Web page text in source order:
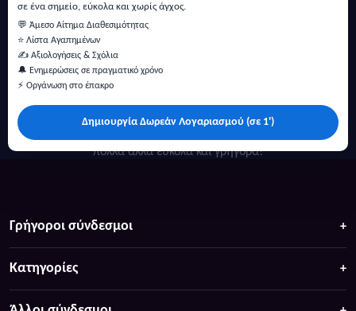
σε ένα σημείο, εύκολα και χωρίς άγχος.
💬 Άμεσο Αίτημα Διαθεσιμότητας
⭐ Λίστα Αγαπημένων
✍️ Αξιολογήσεις & Σχόλια
🔔 Ενημερώσεις σε πραγματικό χρόνο
⚡ Οργάνωση στο έπακρο
Δημιουργία Δωρεάν Λογαριασμού (σε 1')
πολλά άλλα ευκολα και γρήγορα!
Γρήγοροι σύνδεσμοι
Κατηγορίες